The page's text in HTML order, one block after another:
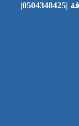
شركة مكافحة حشرات في الشارقة |0504348425|